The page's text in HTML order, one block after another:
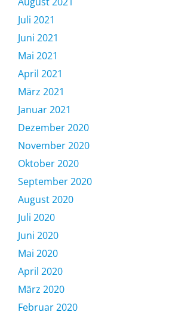
Juli 2021
Juni 2021
Mai 2021
April 2021
März 2021
Januar 2021
Dezember 2020
November 2020
Oktober 2020
September 2020
August 2020
Juli 2020
Juni 2020
Mai 2020
April 2020
März 2020
Februar 2020